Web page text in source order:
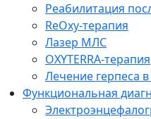
Реабилитация
ReOxy-терапия
Лазер МЛС
OXYTERRA-терапия
Лечение герпеса
Функциональная